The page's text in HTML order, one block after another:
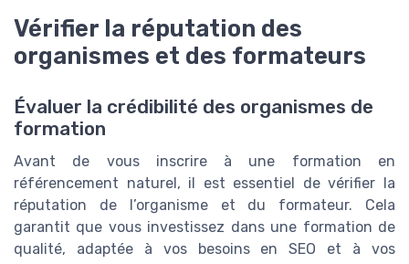
Vérifier la réputation des
organismes et des formateurs
Évaluer la crédibilité des organismes de
formation
Avant de vous inscrire à une formation en
référencement naturel, il est essentiel de vérifier la
réputation de l’organisme et du formateur. Cela
garantit que vous investissez dans une formation de
qualité, adaptée à vos besoins en SEO et à vos